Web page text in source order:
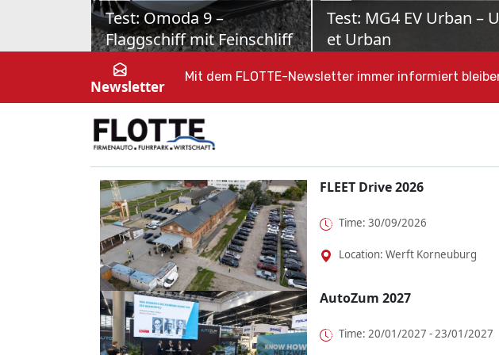
Skoda Octavia Combi im
Test
nicht sein. Als Sportline mit MHD-
Benziner zeigt dieser Škoda Octavia,
Toyota bZ4X Touring:
Kombi neuer Schule
Fahrt auf – und mit ihr die
Newsletter
Mit dem FLOTTE-Newsletter immer informiert
FLEET Drive 2026
Time: 30/09/2026
Location: Werft Korneuburg
AutoZum 2027
Time: 20/01/2027 - 23/01/2027